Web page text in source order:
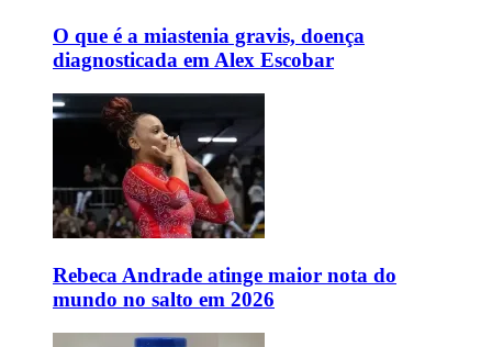
O que é a miastenia gravis, doença
diagnosticada em Alex Escobar
Rebeca Andrade atinge maior nota do
mundo no salto em 2026